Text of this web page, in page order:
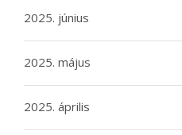
2025. június
2025. május
2025. április